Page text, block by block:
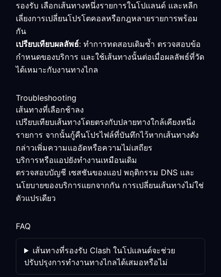
รองรับ เลือกเส้นทางหนึ่งรายการในโปแลนด์ และหลีก
เลี่ยงการเปลี่ยนโปรโตคอลหรือกฎหลายรายการพร้อม
กัน
เปรียบเทียบผลลัพธ์: ทำการทดสอบเดิมซ้ำ ตรวจสอบข้อ
กำหนดของบริการ และใช้เส้นทางนั้นต่อเมื่อผลลัพธ์ที่วัด
ได้เหมาะกับงานทางไกล
Troubleshooting
เส้นทางที่เลือกช้าลง
เปรียบเทียบเส้นทางโดยตรงกับปลายทางใกล้เคียงหนึ่ง
รายการ จากนั้นกู้คืนโปรไฟล์ที่บันทึกไว้หากเส้นทางดัง
กล่าวเพิ่มความแออัดหรือความไม่เสถียร
บริการหรือแอปยังทำงานเหมือนเดิม
ตรวจสอบบัญชี เซสชันของแอป พฤติกรรม DNS และ
นโยบายของบริการแยกจากกัน การเปลี่ยนเส้นทางไม่ใช่
ตัวแปรเดียว
FAQ
เส้นทางที่รองรับ Clash ในโปแลนด์จะช่วย
ปรับปรุงการทำงานทางไกลได้เสมอหรือไม่